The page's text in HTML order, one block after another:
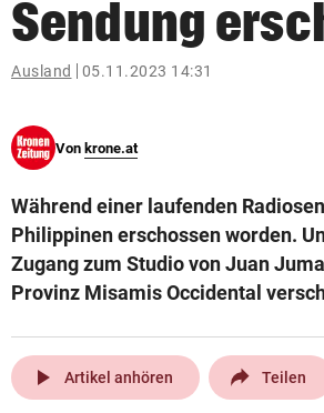
search
Suchbegriff
eingeben
© Krone Multimedia GmbH & Co KG 2026
Sendung
Ausland 05.11.2023 14:31
Von krone.at
Während einer laufenden
Philippinen erschossen worden.
Zugang zum Studio von Juan
Provinz Misamis Occidental
play_arrow Artikel anhören Teilen